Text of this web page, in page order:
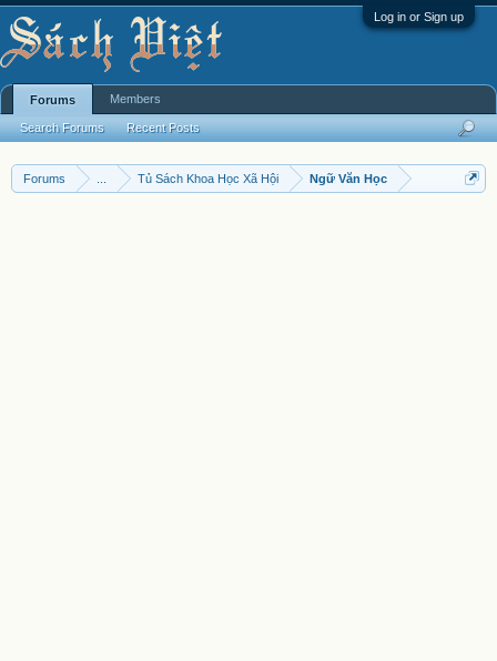
Log in or Sign up
Forums Tủ Sách Khoa Học Xã Hội Ngữ Văn Học
Forums
Search Forums Recent Posts
Members